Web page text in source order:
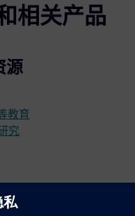
相关产品
源
教育
究
高分辨率、简洁的平面图。